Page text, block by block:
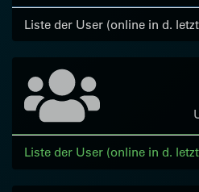
Liste der User (online in d.
Liste der User (online in d.